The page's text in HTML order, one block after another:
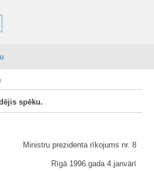
spēku.
Ministru prezidenta rīkojums nr. 8
Rīgā 1996.gada 4.janvārī